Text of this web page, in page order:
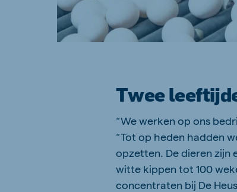
Twee
“We werken op ons
“Tot op heden hadden
opzetten. De dieren zijn
witte kippen tot 100
concentraten bij De